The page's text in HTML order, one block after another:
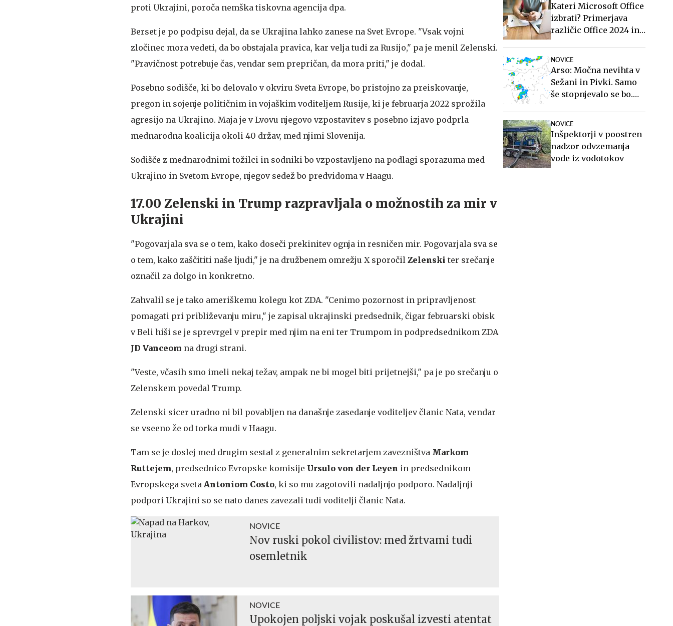
proti Ukrajini, poroča nemška tiskovna agencija dpa.
Berset je po podpisu dejal, da se Ukrajina lahko zanese na Svet Evrope. "Vsak vojni
zločinec mora vedeti, da bo obstajala pravica, kar velja tudi za Rusijo," pa je menil Zelenski.
"Pravičnost potrebuje čas, vendar sem prepričan, da mora priti," je dodal.
Posebno sodišče, ki bo delovalo v okviru Sveta Evrope, bo pristojno za preiskovanje,
pregon in sojenje političnim in vojaškim voditeljem Rusije, ki je februarja 2022 sprožila
agresijo na Ukrajino. Maja je v Lvovu njegovo vzpostavitev s posebno izjavo podprla
mednarodna koalicija okoli 40 držav, med njimi Slovenija.
Sodišče z mednarodnimi tožilci in sodniki bo vzpostavljeno na podlagi sporazuma med
Ukrajino in Svetom Evrope, njegov sedež bo predvidoma v Haagu.
17.00 Zelenski in Trump razpravljala o možnostih za mir v
Ukrajini
"Pogovarjala sva se o tem, kako doseči prekinitev ognja in resničen mir. Pogovarjala sva se
o tem, kako zaščititi naše ljudi," je na družbenem omrežju X sporočil Zelenski ter srečanje
označil za dolgo in konkretno.
Zahvalil se je tako ameriškemu kolegu kot ZDA. "Cenimo pozornost in pripravljenost
pomagati pri približevanju miru," je zapisal ukrajinski predsednik, čigar februarski obisk
v Beli hiši se je sprevrgel v prepir med njim na eni ter Trumpom in podpredsednikom ZDA
JD Vanceom na drugi strani.
"Veste, včasih smo imeli nekaj težav, ampak ne bi mogel biti prijetnejši," pa je po srečanju o
Zelenskem povedal Trump.
Zelenski sicer uradno ni bil povabljen na današnje zasedanje voditeljev članic Nata, vendar
se vseeno že od torka mudi v Haagu.
Tam se je doslej med drugim sestal z generalnim sekretarjem zavezništva Markom
Ruttejem, predsednico Evropske komisije Ursulo von der Leyen in predsednikom
Evropskega sveta Antoniom Costo, ki so mu zagotovili nadaljnjo podporo. Nadaljnji
podpori Ukrajini so se nato danes zavezali tudi voditelji članic Nata.
NOVICE
Nov ruski pokol civilistov: med žrtvami tudi
osemletnik
NOVICE
Upokojen poljski vojak poskušal izvesti atentat
Kateri Microsoft Office
izbrati? Primerjava
različic Office 2024 in
NOVICE
Arso: Močna nevihta v
Sežani in Pivki. Samo
še stopnjevalo se bo.
NOVICE
Inšpektorji v poostren
nadzor odvzemanja
vode iz vodotokov